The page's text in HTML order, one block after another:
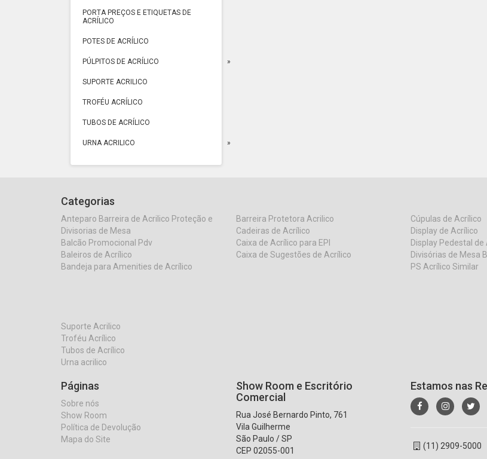
PORTA PREÇOS E ETIQUETAS DE
ACRÍLICO
POTES DE ACRÍLICO
PÚLPITOS DE ACRÍLICO
SUPORTE ACRILICO
TROFÉU ACRÍLICO
TUBOS DE ACRÍLICO
URNA ACRILICO
Categorias
Anteparo Barreira de Acrilico Proteção e
Divisorias de Mesa
Balcão Promocional Pdv
Baleiros de Acrílico
Bandeja para Amenities de Acrílico
Barreira Protetora Acrilico
Cadeiras de Acrílico
Caixa de Acrílico para EPI
Caixa de Sugestões de Acrílico
Cúpulas de Acrílico
Display de Acrílico
Display Pedestal de
Divisórias de Mesa
PS Acrílico Similar
Suporte Acrilico
Troféu Acrílico
Tubos de Acrílico
Urna acrilico
Páginas
Sobre nós
Show Room
Política de Devolução
Mapa do Site
Show Room e Escritório
Comercial
Rua José Bernardo Pinto, 761
Vila Guilherme
São Paulo / SP
CEP 02055-001
Estamos nas
(11) 2909-5000